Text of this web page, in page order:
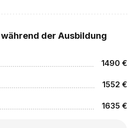
der Ausbildung
1490 €
1552 €
1635 €